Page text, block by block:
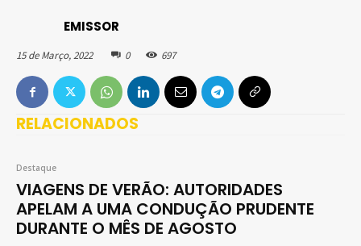
EMISSOR
15 de Março, 2022 0 697
RELACIONADOS
Destaque
VIAGENS DE VERÃO: AUTORIDADES
APELAM A UMA CONDUÇÃO PRUDENTE
DURANTE O MÊS DE AGOSTO